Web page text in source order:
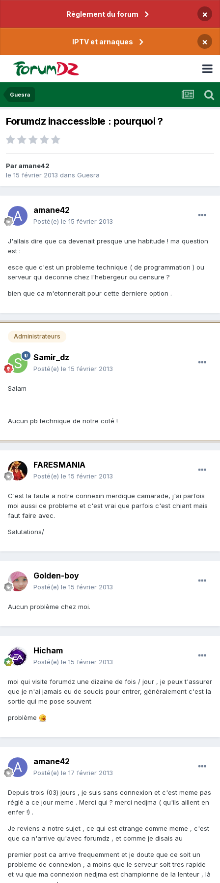
Règlement du forum ×
IPTV et arnaques ×
Guesra
Forumdz inaccessible : pourquoi ?
Paramane42
le 15 février 2013 dans Guesra
amane42
Posté(e) le 15 février 2013
J'allais dire que ca devenait presque une habitude ! ma question
est :
esce que c'est un probleme technique ( de programmation ) ou
serveur qui deconne chez l'hebergeur ou censure ?
bien que ca m'etonnerait pour cette derniere option .
Administrateurs
Samir_dz
Posté(e) le 15 février 2013
Salam
Aucun pb technique de notre coté !
FARESMANIA
Posté(e) le 15 février 2013
C'est la faute a notre connexin merdique camarade, j'ai parfois
moi aussi ce probleme et c'est vrai que parfois c'est chiant mais
faut faire avec.
Salutations/
Golden-boy
Posté(e) le 15 février 2013
Aucun problème chez moi.
Hicham
Posté(e) le 15 février 2013
moi qui visite forumdz une dizaine de fois / jour , je peux t'assurer
que je n'ai jamais eu de soucis pour entrer, généralement c'est la
sortie qui me pose souvent
problème
amane42
Posté(e) le 17 février 2013
Depuis trois (03) jours , je suis sans connexion et c'est meme pas
réglé a ce jour meme . Merci qui ? merci nedjma ( qu'ils aillent en
enfer !) .
Je reviens a notre sujet , ce qui est etrange comme meme , c'est
que ca n'arrive qu'avec forumdz , et comme je disais au
premier post ca arrive frequemment et je doute que ce soit un
probleme de connexion , a moins que le serveur soit tres rapide
et vu que ma connexion nedjma est championne de la lenteur , là